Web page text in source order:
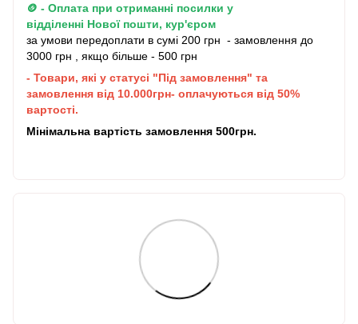
🪙 - Оплата при отриманні посилки у
відділенні Нової пошти, кур'єром
за умови передоплати в сумі 200 грн - замовлення до
3000 грн , якщо більше - 500 грн
- Товари, які у статусі "Під замовлення" та
замовлення від 10.000грн- оплачуються від 50%
вартості.
Мінімальна вартість замовлення 500грн.